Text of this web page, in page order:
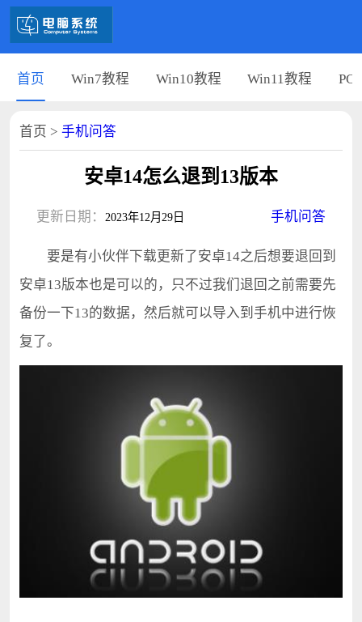
首页 Win7教程 Win10教程 Win11教程 PC
首页 > 手机问答
安卓14怎么退到13版本
更新日期： 2023年12月29日 手机问答
要是有小伙伴下载更新了安卓14之后想要退回到
安卓13版本也是可以的，只不过我们退回之前需要先
备份一下13的数据，然后就可以导入到手机中进行恢
复了。